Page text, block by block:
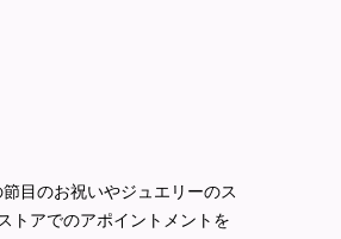
目のお祝いやジュエリーのス
トアでのアポイントメントを